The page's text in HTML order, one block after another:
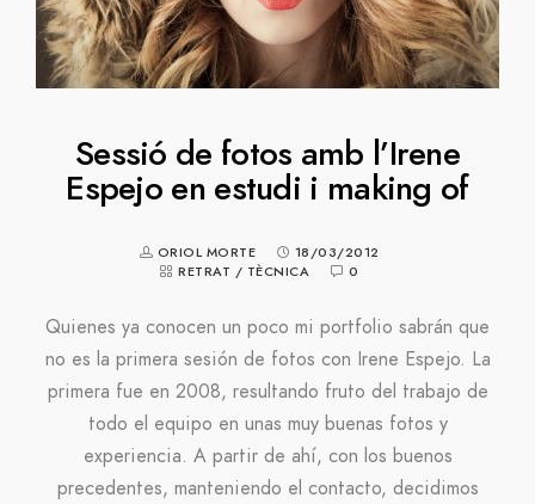
Sessió de fotos amb l’Irene
Espejo en estudi i making of
ORIOL MORTE
18/03/2012
RETRAT / TÈCNICA 0
Quienes ya conocen un poco mi portfolio sabrán que
no es la primera sesión de fotos con Irene Espejo. La
primera fue en 2008, resultando fruto del trabajo de
todo el equipo en unas muy buenas fotos y
experiencia. A partir de ahí, con los buenos
precedentes, manteniendo el contacto, decidimos